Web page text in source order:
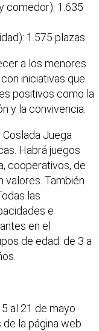
comedor): 1.635
1.575 plazas.
a los menores
iniciativas que
positivos como la
y la convivencia.
Juega
Habrá juegos
cooperativos, de
valores. También
las
e
en el
de edad: de 3 a
al 21 de mayo
la página web